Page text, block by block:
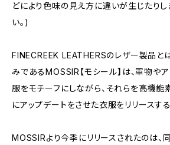
どにより色味の見え方に違いが生じたりし
い。)
FINECREEK LEATHERSのレザー製品と
みであるMOSSIR【モシール】は、軍物や
服をモチーフにしながら、それらを高機
にアップデートをさせた衣服をリリースする
MOSSIRより今季にリリースされたのは、